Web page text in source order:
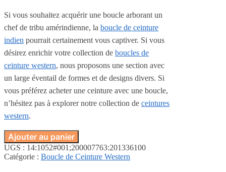
Si vous souhaitez acquérir une boucle arborant un
chef de tribu amérindienne, la boucle de ceinture
indien pourrait certainement vous captiver. Si vous
désirez enrichir votre collection de boucles de
ceinture western, nous proposons une section avec
un large éventail de formes et de designs divers. Si
vous préférez acheter une ceinture avec une boucle,
n’hésitez pas à explorer notre collection de ceintures
western.
Ajouter au panier
UGS : 14:1052#001;200007763:201336100
Catégorie : Boucle de Ceinture Western